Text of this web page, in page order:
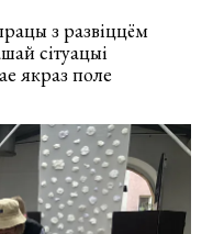
з развіццём
сітуацыі
якраз поле